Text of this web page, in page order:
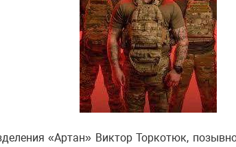
«Артан» Виктор Торкотюк,